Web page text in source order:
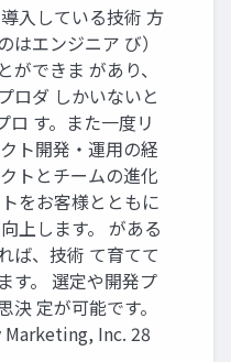
入している技術 方
はエンジニア び）
ができま があり、
ロダ しかいないと
ロ す。また一度リ
ト開発・運用の経
トとチームの進化
をお客様とともに
上します。 がある
ば、技術 て育てて
す。 選定や開発プ
決 定が可能です。
Inc. 28